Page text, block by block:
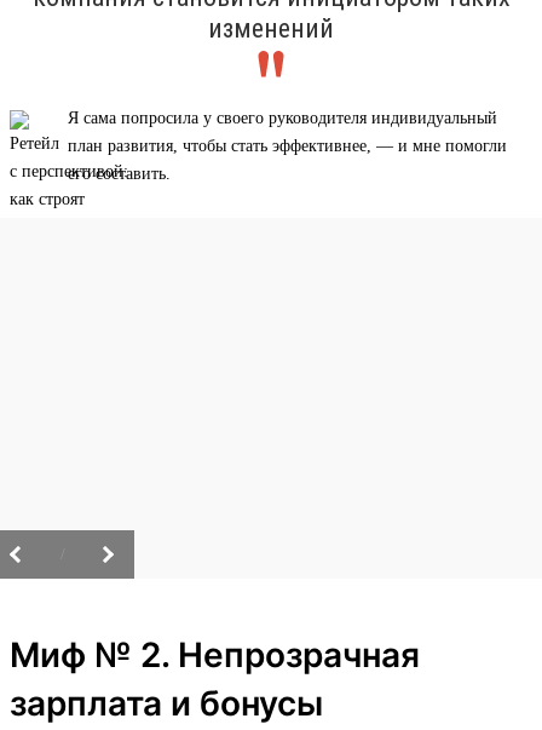
изменений
Я сама попросила у своего руководителя индивидуальный
план развития, чтобы стать эффективнее, — и мне помогли
его составить.
Миф № 2. Непрозрачная
зарплата и бонусы